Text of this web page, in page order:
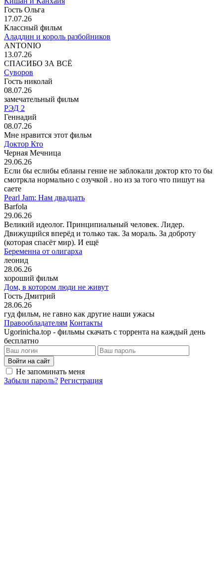
Гость Ольга
17.07.26
Классный фильм
Аладдин и король разбойников
ANTONIO
13.07.26
СПАСИБО ЗА ВСЁ
Суворов
Гость николай
08.07.26
замечательный фильм
РЭД 2
Геннадий
08.07.26
Мне нравится этот фильм
Доктор Кто
Черная Мечница
29.06.26
Если бы еслибы ебланы гение не заблокали доктор кто то бы
смотркла нормально с озучкой . но из за того что пишут на
саете
Pearl Jam: Нам двадцать
Barfola
29.06.26
Великий идеолог. Принципиальный человек. Лидер.
Движущийся вперёд и только так. За мораль. За доброту
(которая спасёт мир). И ещё
Беременна от олигарха
леонид
28.06.26
хороший фильм
Дом, в котором люди не живут
Гость Дмитрий
28.06.26
гуд фильм, не гавно как другие наши ужасы
Правообладателям Контакты
Ugorinicha.top - фильмы скачать с торрента на каждый день
бесплатно
Войти на сайт
Не запоминать меня
Забыли пароль? Регистрация